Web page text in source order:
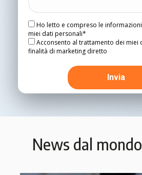
Ho letto e compreso le
miei dati personali*
Acconsento al trattamento dei miei
finalità di marketing diretto
News dal